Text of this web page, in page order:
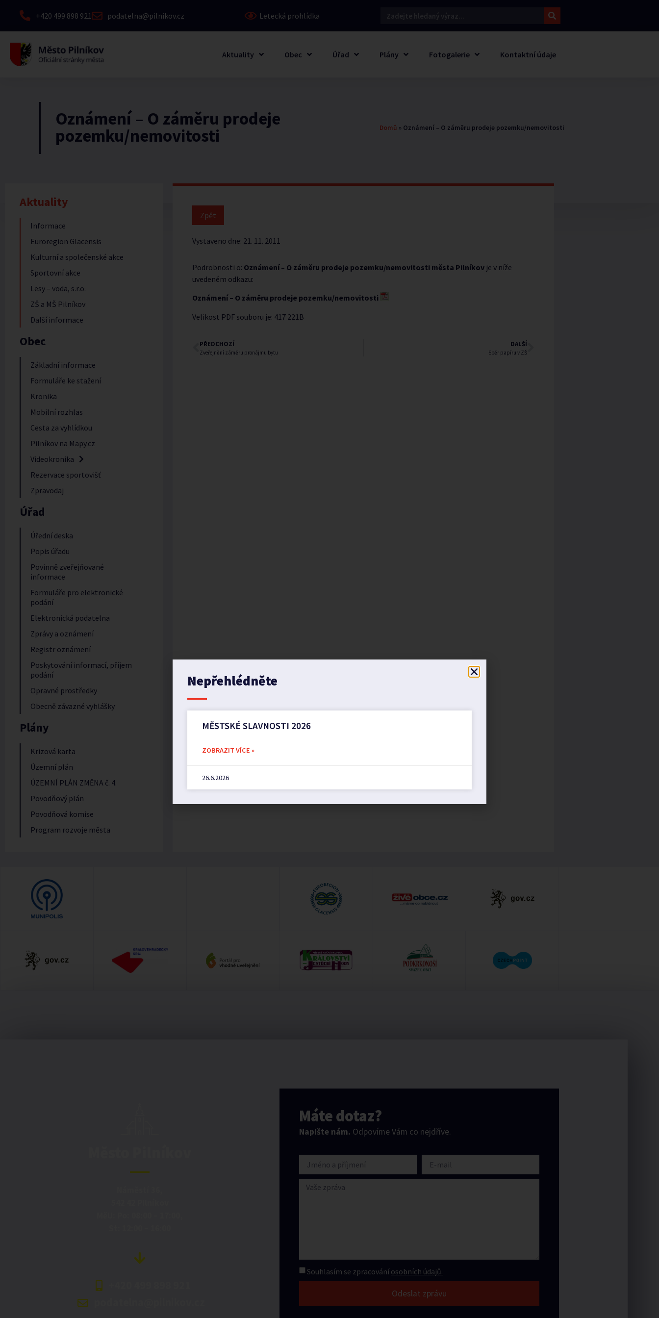
+420 499 898 921 podatelna@pilnikov.cz Letecká prohlídka
Aktuality Obec Úřad Plány Fotogalerie Kontaktní údaje
Oznámení – O záměru prodeje
pozemku/nemovitosti Domů » Oznámení – O záměru prodeje pozemku/nemovitosti
Aktuality
Informace
Euroregion Glacensis
Kulturní a společenské akce
Sportovní akce
Lesy – voda, s.r.o.
ZŠ a MŠ Pilníkov
Další informace
Obec
Základní informace
Formuláře ke stažení
Kronika
Mobilní rozhlas
Cesta za vyhlídkou
Pilníkov na Mapy.cz
Videokronika
Rezervace sportovišť
Zpravodaj
Úřad
Úřední deska
Popis úřadu
Povinně zveřejňované
informace
Formuláře pro elektronické
podání
Elektronická podatelna
Zprávy a oznámení
Registr oznámení
Poskytování informací, příjem
podání
Opravné prostředky
Obecně závazné vyhlášky
Plány
Krizová karta
Územní plán
ÚZEMNÍ PLÁN ZMĚNA č. 4.
Povodňový plán
Povodňová komise
Program rozvoje města
Vystaveno dne: 21. 11. 2011
Podrobnosti o: Oznámení – O záměru prodeje pozemku/nemovitosti města Pilníkov je v níže
uvedeném odkazu:
Oznámení – O záměru prodeje pozemku/nemovitosti
Velikost PDF souboru je: 417 221B
PŘEDCHOZÍ
Zveřejnění záměru pronájmu bytu
DALŠÍ
Sběr papíru v ZŠ
Máte dotaz?
Napište nám. Odpovíme Vám co nejdříve.
Souhlasím se zpracování osobních údajů.
Odeslat zprávu
Nepřehlédněte
MĚSTSKÉ SLAVNOSTI 2026
ZOBRAZIT VÍCE »
26.6.2026